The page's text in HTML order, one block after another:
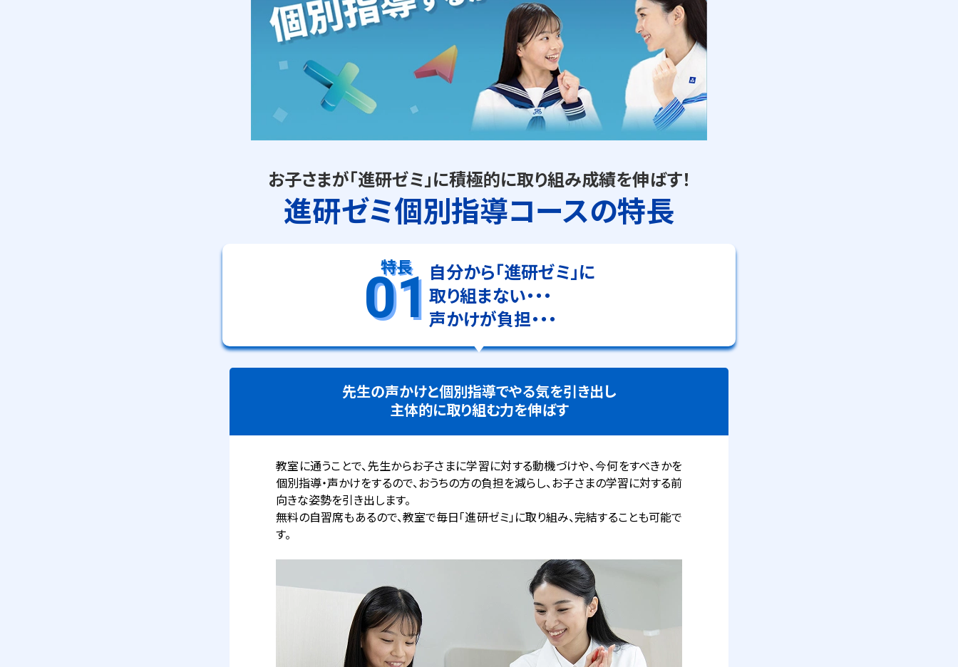
お子さまが「進研ゼミ」に積極的に取り組み成績を伸ばす！
進研ゼミ個別指導コースの特長
特長
01 自分から「進研ゼミ」に
取り組まない・・・
声かけが負担・・・
先生の声かけと個別指導でやる気を引き出し
主体的に取り組む力を伸ばす
教室に通うことで、先生からお子さまに学習に対する動機づけや、今何をすべきかを
個別指導・声かけをするので、おうちの方の負担を減らし、お子さまの学習に対する前
向きな姿勢を引き出します。
無料の自習席もあるので、教室で毎日「進研ゼミ」に取り組み、完結することも可能で
す。
JR八王子駅北口のバスターミナルを右方向に進むと左側にある「KDX八王子ビル」8Fが八王子教室です